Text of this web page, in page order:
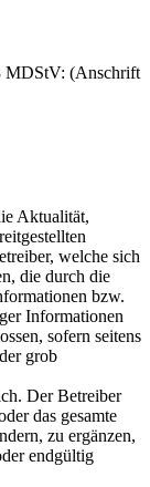
MDStV: (Anschrift
Aktualität,
welche sich
die durch die
bzw.
Informationen
sofern seitens
grob
Der Betreiber
das gesamte
zu ergänzen,
endgültig